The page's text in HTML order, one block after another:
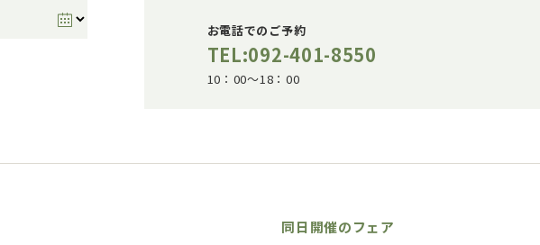
お電話でのご予約
TEL:092-401-8550
10：00～18：00
同日開催のフェア